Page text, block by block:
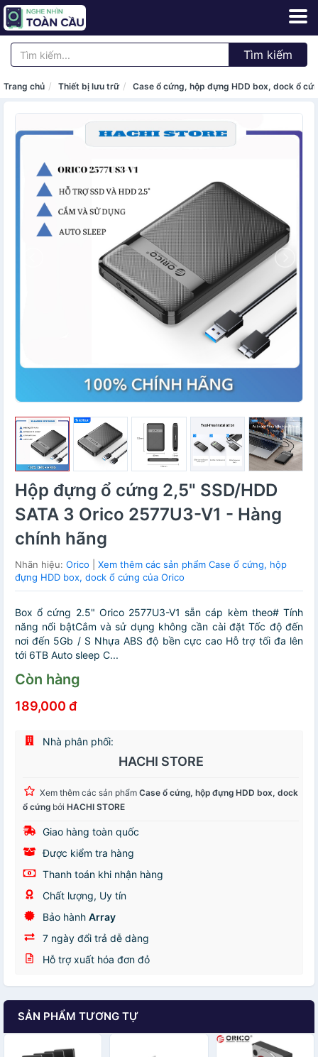
Tìm kiếm
Trang chủ Thiết bị lưu trữ Case ổ cứng, hộp đựng HDD box, dock ổ
Hộp đựng ổ cứng 2,5" SSD/HDD
SATA 3 Orico 2577U3-V1 - Hàng
chính hãng
Nhãn hiệu: Orico
Xem thêm các sản phẩm Case ổ cứng, hộp
đựng HDD box, dock ổ cứng của Orico
Box ổ cứng 2.5" Orico 2577U3-V1 sẵn cáp kèm theo# Tính
năng nổi bậtCắm và sử dụng không cần cài đặt Tốc độ đến
nơi đến 5Gb / S Nhựa ABS độ bền cực cao Hỗ trợ tối đa lên
tới 6TB Auto sleep C...
Còn hàng
189,000 đ
Nhà phân phối:
HACHI STORE
Xem thêm các sản phẩm Case ổ cứng, hộp đựng HDD box, dock
ổ cứng bởi HACHI STORE
Giao hàng toàn quốc
Được kiểm tra hàng
Thanh toán khi nhận hàng
Chất lượng, Uy tín
Bảo hành Array
7 ngày đổi trả dễ dàng
Hỗ trợ xuất hóa đơn đỏ
SẢN PHẨM TƯƠNG TỰ